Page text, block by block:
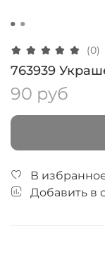
(0)
763939
90 руб
В
Добавить в